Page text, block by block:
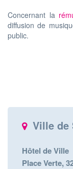
Concernant la
diffusion de
public.
Ville de
Hôtel de Ville
Place Verte,